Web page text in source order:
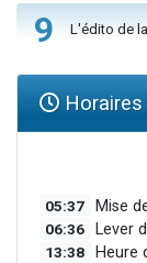
9 L'édito de
Horaires
05:37 Mise
06:36 Lever
13:38 Heure